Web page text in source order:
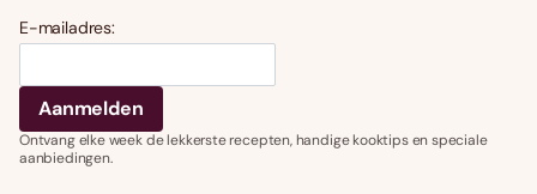
E-mailadres:
Ontvang elke week de lekkerste recepten, handige kooktips en speciale
aanbiedingen.